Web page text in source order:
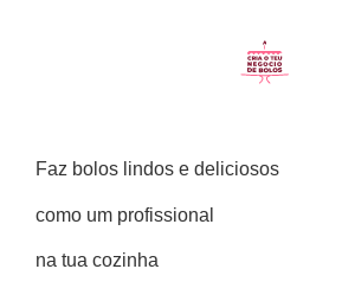
Faz bolos lindos e deliciosos
como um profissional
na tua cozinha